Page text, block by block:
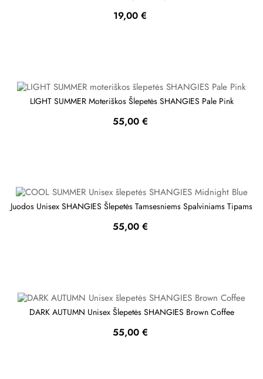
Kaina
19,00 €
LIGHT SUMMER Moteriškos Šlepetės SHANGIES Pale Pink
Kaina
55,00 €
Juodos Unisex SHANGIES Šlepetės Tamsesniems Spalviniams Tipams
Kaina
55,00 €
DARK AUTUMN Unisex Šlepetės SHANGIES Brown Coffee
Kaina
55,00 €